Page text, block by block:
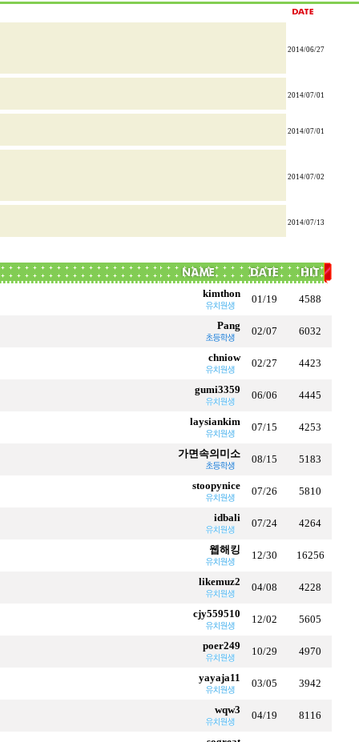
2014/06/27
2014/07/01
2014/07/01
2014/07/02
2014/07/13
kimthon 01/19 4588
Pang 02/07 6032
chniow 02/27 4423
gumi3359 06/06 4445
laysiankim 07/15 4253
가면속의미소 08/15 5183
stoopynice 07/26 5810
idbali 07/24 4264
웹해킹 12/30 16256
likemuz2 04/08 4228
cjy559510 12/02 5605
poer249 10/29 4970
yayaja11 03/05 3942
wqw3 04/19 8116